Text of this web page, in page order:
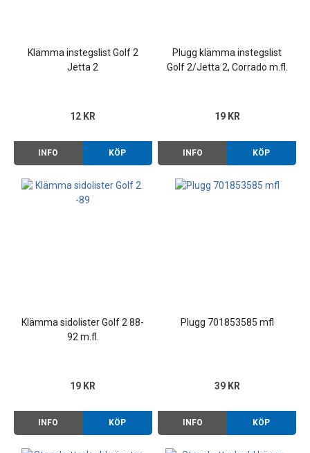
Klämma instegslist Golf 2
Jetta 2
12 KR
INFO KÖP
Plugg klämma instegslist
Golf 2/Jetta 2, Corrado m.fl.
19 KR
INFO KÖP
Klämma sidolister Golf 2 88-
92 m.fl.
19 KR
INFO KÖP
Plugg 701853585 mfl
39 KR
INFO KÖP